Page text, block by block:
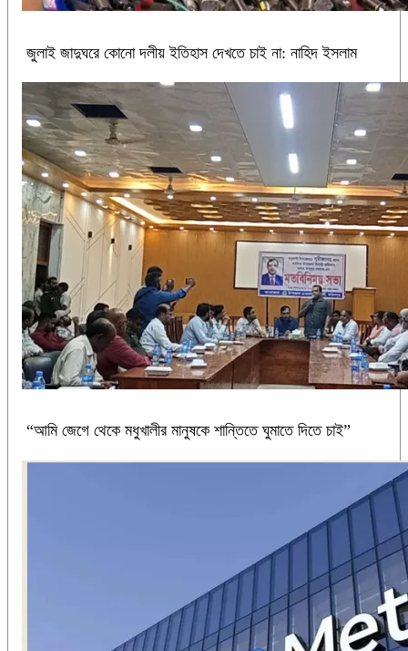
জুলাই জাদুঘরে কোনো দলীয় ইতিহাস দেখতে চাই না: নাহিদ ইসলাম
“আমি জেগে থেকে মধুখালীর মানুষকে শান্তিতে ঘুমাতে দিতে চাই”